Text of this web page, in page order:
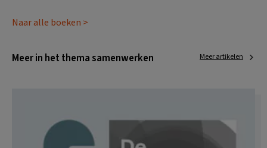
Naar alle boeken >
Meer in het thema samenwerken Meer artikelen